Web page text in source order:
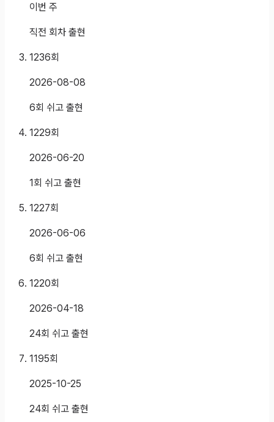
이번 주
직전 회차 출현
1236회
2026-08-08
6회 쉬고 출현
1229회
2026-06-20
1회 쉬고 출현
1227회
2026-06-06
6회 쉬고 출현
1220회
2026-04-18
24회 쉬고 출현
1195회
2025-10-25
24회 쉬고 출현